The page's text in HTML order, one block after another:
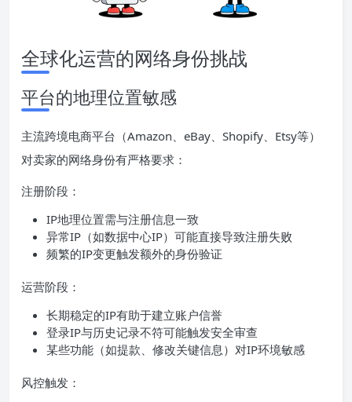
全球化运营的网络身份挑战
平台的地理位置敏感
主流跨境电商平台（Amazon、eBay、Shopify、Etsy等）
对卖家的网络身份有严格要求：
注册阶段：
IP地理位置需与注册信息一致
异常IP（如数据中心IP）可能直接导致注册失败
频繁的IP变更触发额外的身份验证
运营阶段：
长期稳定的IP有助于建立账户信誉
登录IP与历史记录不符可能触发安全审查
某些功能（如提款、修改关键信息）对IP环境敏感
风控触发：